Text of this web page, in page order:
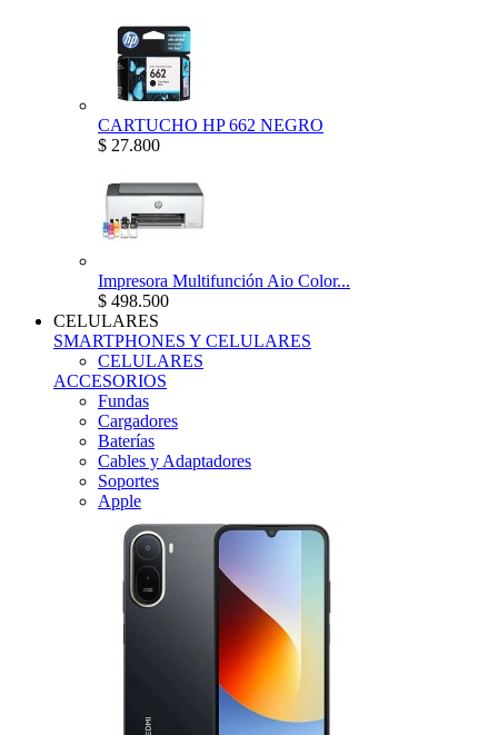
CARTUCHO HP 662 NEGRO
$ 27.800
Impresora Multifunción Aio Color...
$ 498.500
CELULARES
SMARTPHONES Y CELULARES
CELULARES
ACCESORIOS
Fundas
Cargadores
Baterías
Cables y Adaptadores
Soportes
Apple